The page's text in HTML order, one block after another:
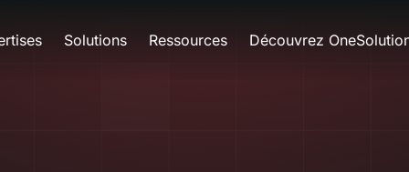
Solutions Ressources Découvrez